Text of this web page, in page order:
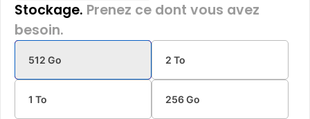
Stockage. Prenez ce dont vous avez
besoin.
512 Go 2 To
1 To 256 Go